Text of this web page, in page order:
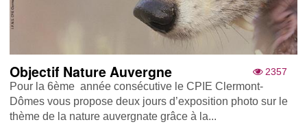
2357
Objectif Nature Auvergne
Pour la 6ème année consécutive le CPIE Clermont-
Dômes vous propose deux jours d’exposition photo sur le
thème de la nature auvergnate grâce à la...